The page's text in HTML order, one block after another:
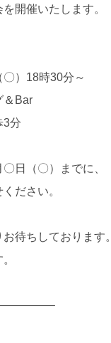
開催いたします。
）18時30分～
＆Bar
3分
日（〇）までに、
ださい。
待ちしております。